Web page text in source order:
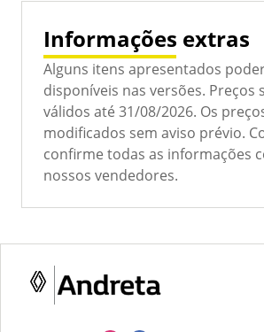
Informações extras
Alguns itens apresentados
disponíveis nas versões. Preços
válidos até 31/08/2026. Os
modificados sem aviso prévio.
confirme todas as informações
nossos vendedores.